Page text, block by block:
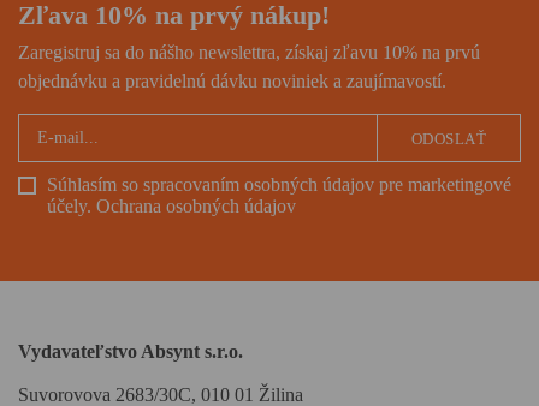
Zľava 10% na prvý nákup!
Zaregistruj sa do nášho newslettra, získaj zľavu 10% na prvú
objednávku a pravidelnú dávku noviniek a zaujímavostí.
Súhlasím so spracovaním osobných údajov pre marketingové
účely. Ochrana osobných údajov
ODOSLAŤ
Vydavateľstvo Absynt s.r.o.
Suvorovova 2683/30C, 010 01 Žilina